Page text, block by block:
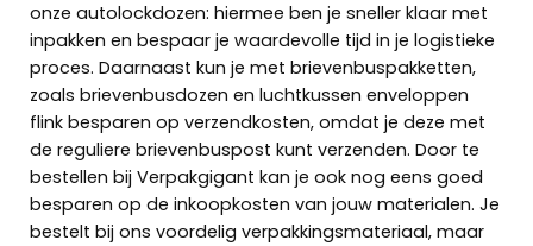
onze autolockdozen: hiermee ben je sneller klaar met
inpakken en bespaar je waardevolle tijd in je logistieke
proces. Daarnaast kun je met brievenbuspakketten,
zoals brievenbusdozen en luchtkussen enveloppen
flink besparen op verzendkosten, omdat je deze met
de reguliere brievenbuspost kunt verzenden. Door te
bestellen bij Verpakgigant kan je ook nog eens goed
besparen op de inkoopkosten van jouw materialen. Je
bestelt bij ons voordelig verpakkingsmateriaal, maar